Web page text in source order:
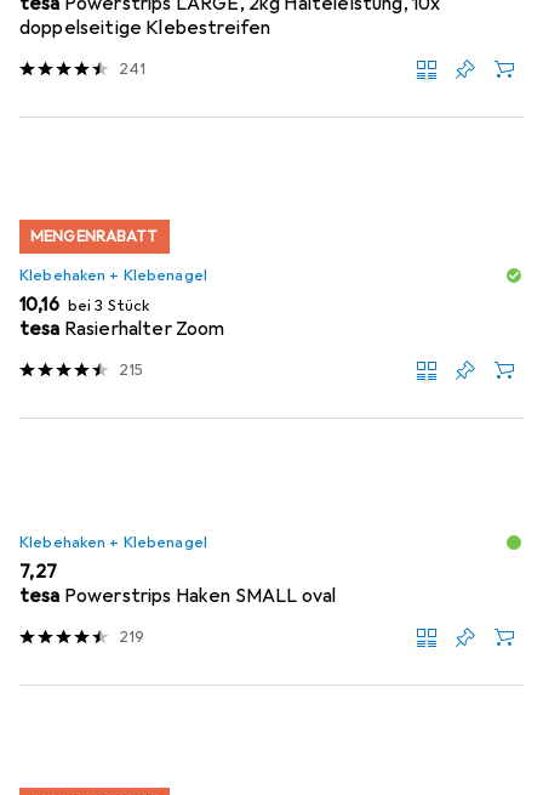
doppelseitige Klebestreifen
241
MENGENRABATT
Klebehaken + Klebenagel
EUR
10,16 bei 3 Stück
tesa Rasierhalter Zoom
215
Klebehaken + Klebenagel
EUR
7,27
tesa Powerstrips Haken SMALL oval
219